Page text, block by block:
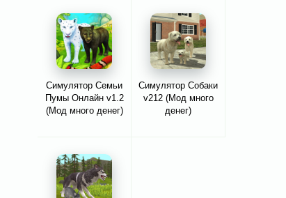
Симулятор Семьи
Пумы Онлайн v1.2
(Мод много денег)
Симулятор Собаки
v212 (Мод много
денег)